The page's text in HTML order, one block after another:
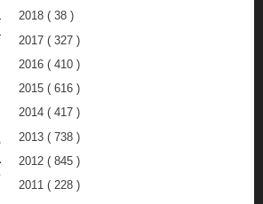
2018 ( 38 )
2017 ( 327 )
2016 ( 410 )
2015 ( 616 )
2014 ( 417 )
2013 ( 738 )
2012 ( 845 )
2011 ( 228 )